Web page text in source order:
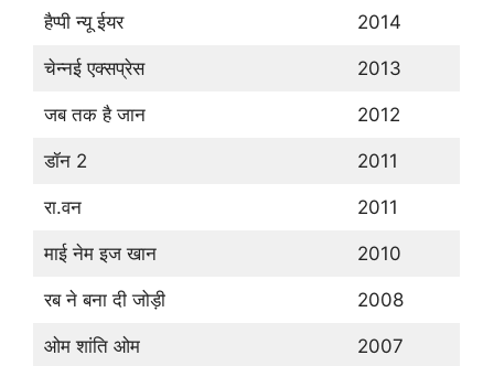
हैप्पी न्यू ईयर 2014
चेन्नई एक्सप्रेस 2013
जब तक है जान 2012
डॉन 2 2011
रा.वन 2011
माई नेम इज खान 2010
रब ने बना दी जोड़ी 2008
ओम शांति ओम 2007